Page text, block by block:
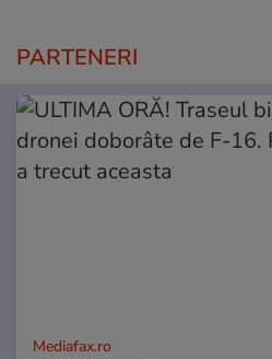
PARTENERI
Mediafax.ro